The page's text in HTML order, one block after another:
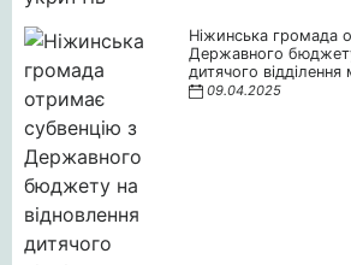
Ніжинська громада
Державного
дитячого відділення
09.04.2025